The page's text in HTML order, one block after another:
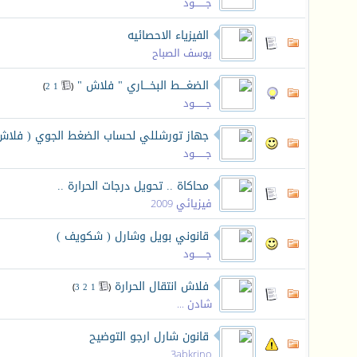
الفيزياء الاحصائيه
يوسف الصباح
الضغــــط البخــــاري " فلاش " (
1
2
)
جـــــــود
جهاز تورشللي لحساب الضغط الجوي (
جـــــــود
محاكاة .. تحويل درجات الحرارة ..
فيزيائي 2009
قانوني بويل وشارل ( شكويف )
جـــــــود
فلاش انتقال الحرارة (
1
2
3
)
شادن ...
قانون شارل ارجو التوضيح